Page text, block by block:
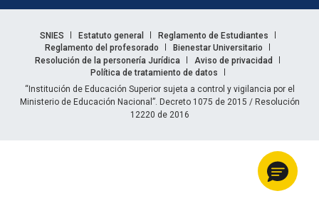
Enlaces legales
SNIES Estatuto general
Reglamento de Estudiantes
Reglamento del profesorado
Bienestar Universitario
Resolución de la personería Jurídica
Aviso de privacidad
Política de tratamiento de datos
Información legal
“Institución de Educación Superior sujeta a control y vigilancia por el
Ministerio de Educación Nacional”. Decreto 1075 de 2015 / Resolución
12220 de 2016